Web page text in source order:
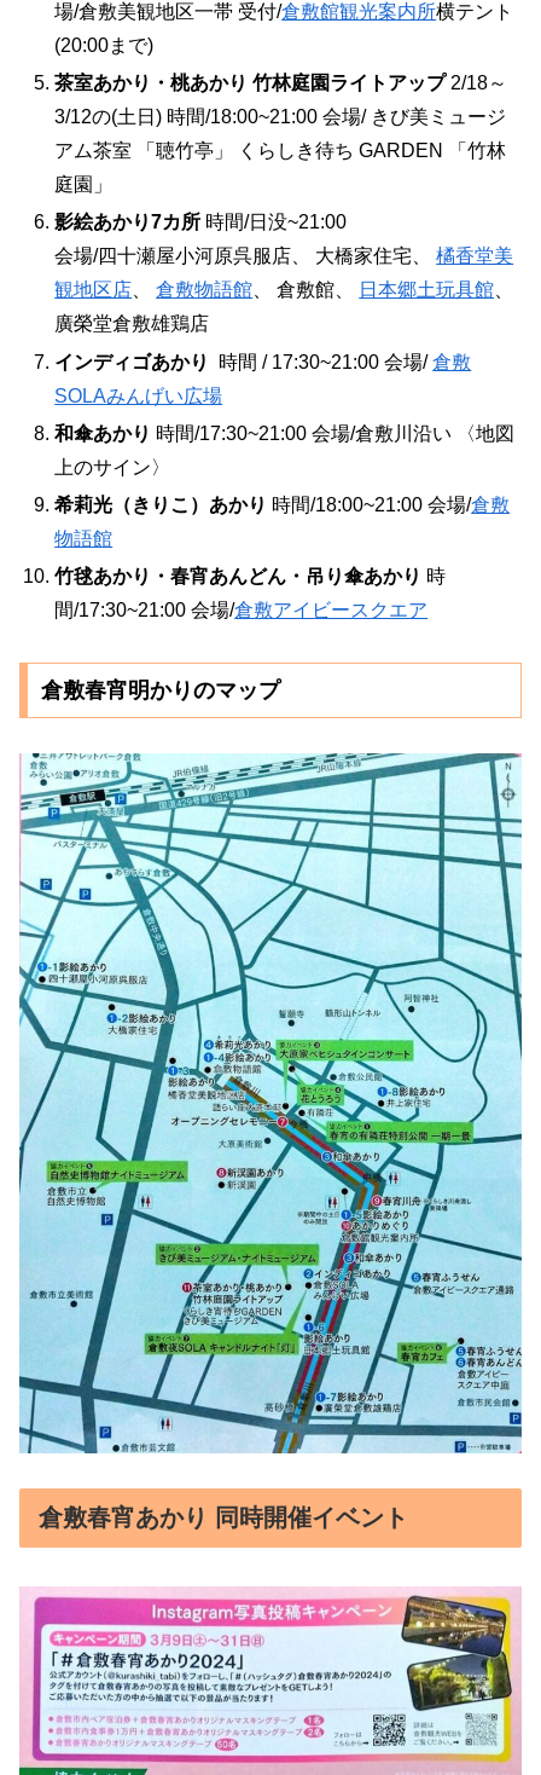
場/倉敷美観地区一帯 受付/倉敷館観光案内所横テント
(20:00まで)
茶室あかり・桃あかり 竹林庭園ライトアップ2/18～
3/12の(土日) 時間/18:00~21:00 会場/ きび美ミュージ
アム茶室 「聴竹亭」 くらしき待ち GARDEN 「竹林
庭園」
影絵あかり7カ所 時間/日没~21:00
会場/四十瀬屋小河原呉服店、 大橋家住宅、橘香堂美
観地区店、倉敷物語館、 倉敷館、 日本郷土玩具館、
廣榮堂倉敷雄鶏店
インディゴあかり
時間 / 17:30~21:00 会場/倉敷
SOLAみんげい広場
和傘あかり 時間/17:30~21:00 会場/倉敷川沿い 〈地図
上のサイン〉
希莉光（きりこ）あかり 時間/18:00~21:00 会場/倉敷
物語館
竹毬あかり・春宵あんどん・吊り傘あかり 時
間/17:30~21:00 会場/倉敷アイビースクエア
倉敷春宵明かりのマップ
倉敷春宵あかり 同時開催イベント